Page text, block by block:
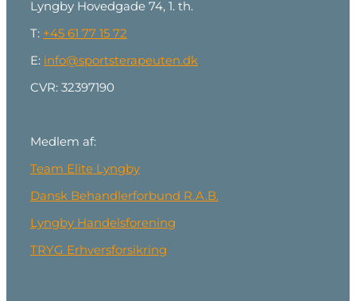
Lyngby Hovedgade 74, 1. th.
T: +45 61 77 15 72
E: info@sportsterapeuten.dk
CVR: 32397190
Medlem af:
Team Elite Lyngby
Dansk Behandlerforbund R.A.B.
Lyngby Handelsforening
TRYG Erhversforsikring